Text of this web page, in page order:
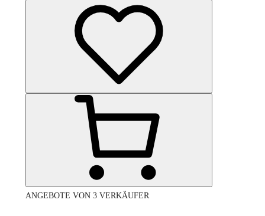
ANGEBOTE VON 3 VERKÄUFER